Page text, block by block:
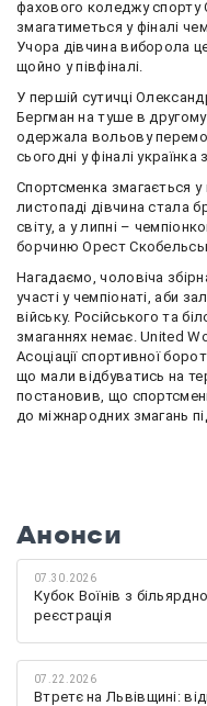
фахового коледжу
змагатиметься у фіналі
Учора дівчина виборола
щойно у півфіналі.
У першій сутичці
Бергман на туше в другому
одержала вольову
сьогодні у фіналі
Спортсменка змагається у
листопаді дівчина стала
світу, а у липні –
борчинюОрест
Нагадаємо, чоловіча
участі у чемпіонаті, аби
війську. Російського та
змаганнях немає. United
Асоціації спортивної
що мали відбуватись на
постановив, що
до міжнародних змагань
Анонси
07.30.2026
Кубок Воїнів з
реєстрація
07.22.2026
Втретє на Львівщині: